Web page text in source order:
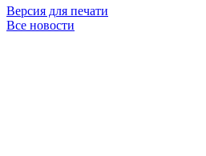
Версия для печати
Все новости